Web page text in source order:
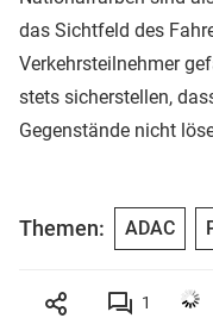
das Sichtfeld des
Verkehrsteilnehmer
stets sicherstellen,
Gegenstände nicht
Themen: ADAC
1